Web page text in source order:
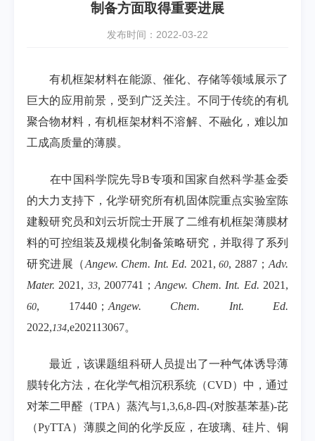
制备方面取得重要进展
发布时间：2022-03-22
有机框架材料在能源、催化、存储等领域展示了
巨大的应用前景，受到广泛关注。不同于传统的有机
聚合物材料，有机框架材料不溶解、不融化，难以加
工成高质量的薄膜。
在中国科学院先导B专项和国家自然科学基金委
的大力支持下，化学研究所有机固体院重点实验室陈
建毅研究员和刘云圻院士开展了二维有机框架薄膜材
料的可控组装及规模化制备策略研究，并取得了系列
研究进展（Angew. Chem. Int. Ed. 2021,60, 2887 ；Adv.
Mater. 2021, 33, 2007741 ；Angew. Chem. Int. Ed. 2021,
60, 17440； Angew. Chem. Int. Ed.
2022,134,e202113067。
最近，该课题组科研人员提出了一种气体诱导薄
膜转化方法，在化学气相沉积系统（CVD）中，通过
对苯二甲醛（TPA ）蒸汽与1,3,6,8-四-(对胺基苯基)-芘
（PyTTA ）薄膜之间的化学反应，在玻璃、硅片、铜